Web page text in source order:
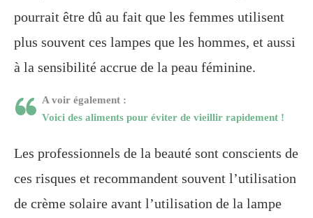
pourrait être dû au fait que les femmes utilisent
plus souvent ces lampes que les hommes, et aussi
à la sensibilité accrue de la peau féminine.
A voir également :
Voici des aliments pour éviter de vieillir rapidement !
Les professionnels de la beauté sont conscients de
ces risques et recommandent souvent l’utilisation
de crème solaire avant l’utilisation de la lampe